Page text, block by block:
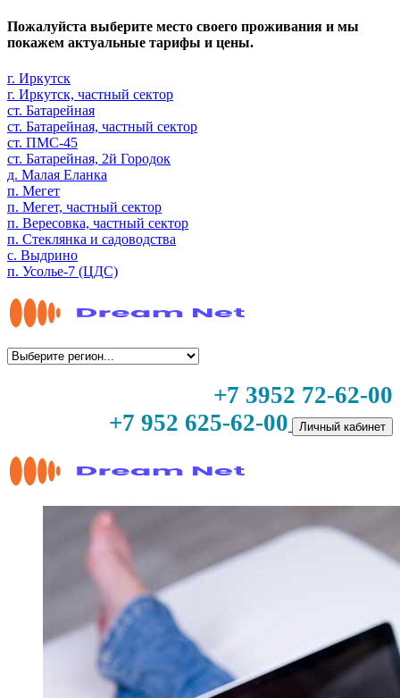
Пожалуйста выберите место своего проживания и мы
покажем актуальные тарифы и цены.
г. Иркутск
г. Иркутск, частный сектор
ст. Батарейная
ст. Батарейная, частный сектор
ст. ПМС-45
ст. Батарейная, 2й Городок
д. Малая Еланка
п. Мегет
п. Мегет, частный сектор
п. Вересовка, частный сектор
п. Стеклянка и садоводства
с. Выдрино
п. Усолье-7 (ЦДС)
+7 3952 72-62-00
+7 952 625-62-00
Личный кабинет